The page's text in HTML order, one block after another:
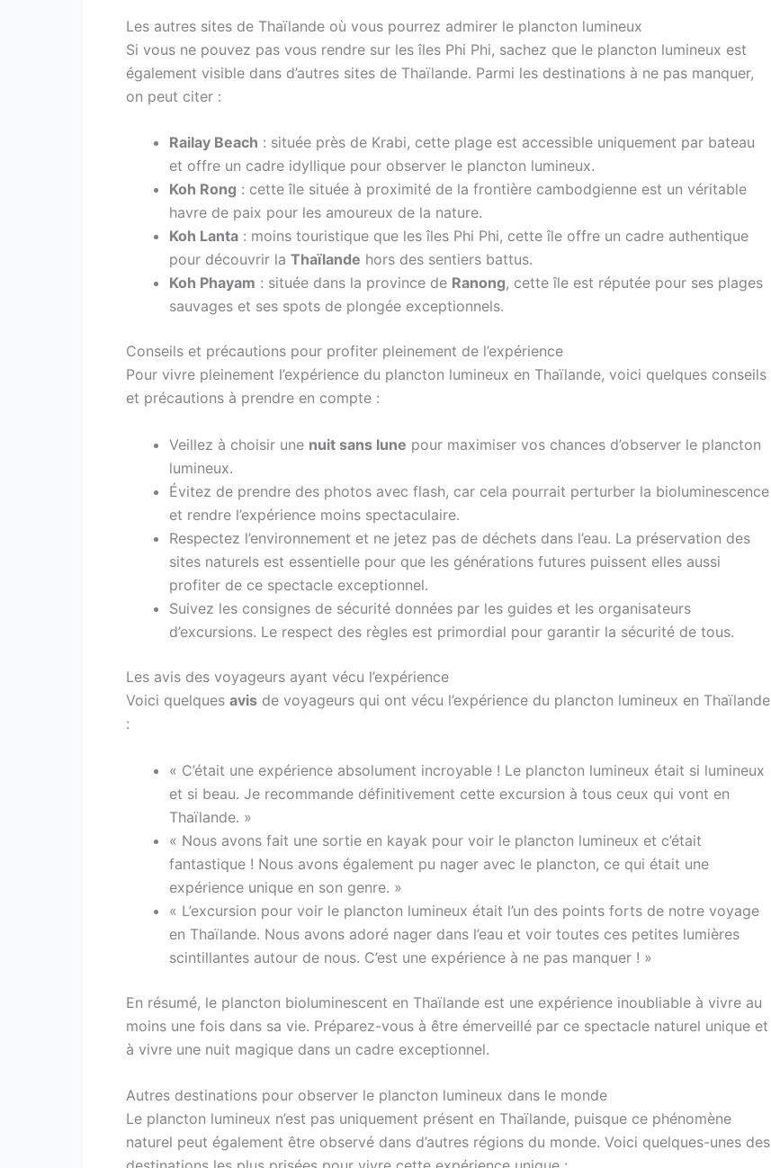
Les autres sites de Thaïlande où vous pourrez admirer le plancton lumineux
Si vous ne pouvez pas vous rendre sur les îles Phi Phi, sachez que le plancton lumineux est
également visible dans d’autres sites de Thaïlande. Parmi les destinations à ne pas manquer,
on peut citer :
Railay Beach : située près de Krabi, cette plage est accessible uniquement par bateau
et offre un cadre idyllique pour observer le plancton lumineux.
Koh Rong : cette île située à proximité de la frontière cambodgienne est un véritable
havre de paix pour les amoureux de la nature.
Koh Lanta : moins touristique que les îles Phi Phi, cette île offre un cadre authentique
pour découvrir la Thaïlande hors des sentiers battus.
Koh Phayam : située dans la province de Ranong, cette île est réputée pour ses plages
sauvages et ses spots de plongée exceptionnels.
Conseils et précautions pour profiter pleinement de l’expérience
Pour vivre pleinement l’expérience du plancton lumineux en Thaïlande, voici quelques conseils
et précautions à prendre en compte :
Veillez à choisir une nuit sans lune pour maximiser vos chances d’observer le plancton
lumineux.
Évitez de prendre des photos avec flash, car cela pourrait perturber la bioluminescence
et rendre l’expérience moins spectaculaire.
Respectez l’environnement et ne jetez pas de déchets dans l’eau. La préservation des
sites naturels est essentielle pour que les générations futures puissent elles aussi
profiter de ce spectacle exceptionnel.
Suivez les consignes de sécurité données par les guides et les organisateurs
d’excursions. Le respect des règles est primordial pour garantir la sécurité de tous.
Les avis des voyageurs ayant vécu l’expérience
Voici quelques avis de voyageurs qui ont vécu l’expérience du plancton lumineux en Thaïlande
:
« C’était une expérience absolument incroyable ! Le plancton lumineux était si lumineux
et si beau. Je recommande définitivement cette excursion à tous ceux qui vont en
Thaïlande. »
« Nous avons fait une sortie en kayak pour voir le plancton lumineux et c’était
fantastique ! Nous avons également pu nager avec le plancton, ce qui était une
expérience unique en son genre. »
« L’excursion pour voir le plancton lumineux était l’un des points forts de notre voyage
en Thaïlande. Nous avons adoré nager dans l’eau et voir toutes ces petites lumières
scintillantes autour de nous. C’est une expérience à ne pas manquer ! »
En résumé, le plancton bioluminescent en Thaïlande est une expérience inoubliable à vivre au
moins une fois dans sa vie. Préparez-vous à être émerveillé par ce spectacle naturel unique et
à vivre une nuit magique dans un cadre exceptionnel.
Autres destinations pour observer le plancton lumineux dans le monde
Le plancton lumineux n’est pas uniquement présent en Thaïlande, puisque ce phénomène
naturel peut également être observé dans d’autres régions du monde. Voici quelques-unes des